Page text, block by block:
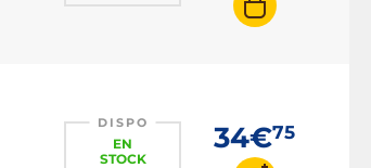
DISPO
EN
STOCK
34€75